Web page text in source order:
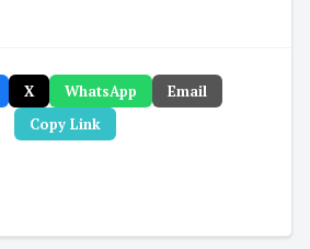
X WhatsApp
Email
Copy Link